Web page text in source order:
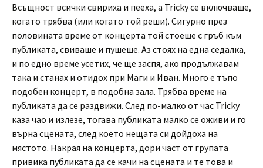
Всъщност всички свириха и пееха, а Tricky се включваше,
когато трябва (или когато той реши). Сигурно през
половината време от концерта той стоеше с гръб към
публиката, свиваше и пушеше. Аз стоях на една седалка,
и по едно време усетих, че ще заспя, ако продължавам
така и станах и отидох при Маги и Иван. Много е тъпо
подобен концерт, в подобна зала. Трябва време на
публиката да се раздвижи. След по-малко от час Tricky
каза чао и излезе, тогава публиката малко се оживи и го
върна сцената, след което нещата си дойдоха на
мястото. Накрая на концерта, дори част от групата
привика публиката да се качи на сцената и те това и